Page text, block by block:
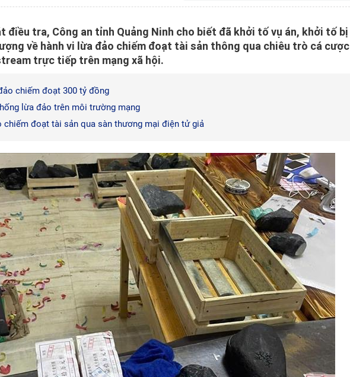
điều tra, Công an tỉnh Quảng Ninh cho biết đã khởi tố vụ án, khởi tố bị
về hành vi lừa đảo chiếm đoạt tài sản thông qua chiêu trò cá cược
trực tiếp trên mạng xã hội.
chiếm đoạt 300 tỷ đồng
lừa đảo trên môi trường mạng
chiếm đoạt tài sản qua sàn thương mại điện tử giả